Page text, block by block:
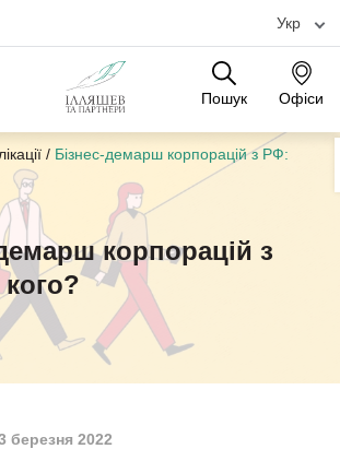
Укр
Пошук Офіси
Галузі
Офіси
/ Бізнес-демарш корпорацій з РФ:
корпорацій з
березня 2022